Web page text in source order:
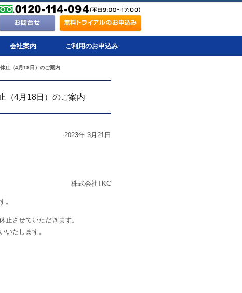
会社案内 ご利用のお申込み
止（4月18日）のご案内
（4月18日）のご案内
2023年 3月21日
株式会社TKC
。
止させていただきます。
いたします。